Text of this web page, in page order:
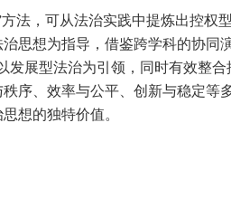
法，可从法治实践中提炼出控权
思想为指导，借鉴跨学科的协同
发展型法治为引领，同时有效整
序、效率与公平、创新与稳定等
想的独特价值。